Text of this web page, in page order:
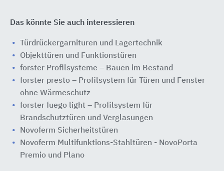
Das könnte Sie auch interessieren
Türdrückergarnituren und Lagertechnik
Objekttüren und Funktionstüren
forster Profilsysteme – Bauen im Bestand
forster presto – Profilsystem für Türen und Fenster
ohne Wärmeschutz
forster fuego light – Profilsystem für
Brandschutztüren und Verglasungen
Novoferm Sicherheitstüren
Novoferm Multifunktions-Stahltüren - NovoPorta
Premio und Plano